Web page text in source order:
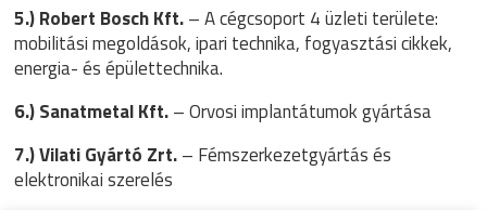
5.)Robert Bosch Kft.– A cégcsoport 4 üzleti területe:
mobilitási megoldások, ipari technika, fogyasztási cikkek,
energia- és épülettechnika.
6.)Sanatmetal Kft.– Orvosi implantátumok gyártása
7.)Vilati Gyártó Zrt.– Fémszerkezetgyártás és
elektronikai szerelés